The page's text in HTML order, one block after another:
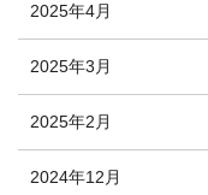
2025年4月
2025年3月
2025年2月
2024年12月